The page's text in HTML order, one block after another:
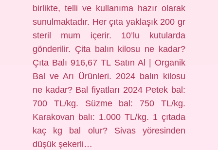
birlikte, telli ve kullanıma hazır olarak
sunulmaktadır. Her çıta yaklaşık 200 gr
steril mum içerir. 10’lu kutularda
gönderilir. Çita balın kilosu ne kadar?
Çıta Balı 916,67 TL Satın Al | Organik
Bal ve Arı Ürünleri. 2024 balın kilosu
ne kadar? Bal fiyatları 2024 Petek bal:
700 TL/kg. Süzme bal: 750 TL/kg.
Karakovan balı: 1.000 TL/kg. 1 çıtada
kaç kg bal olur? Sivas yöresinden
düşük şekerli…